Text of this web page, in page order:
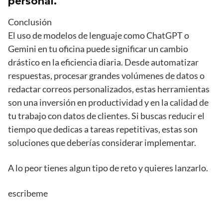
Conclusión
El uso de modelos de lenguaje como ChatGPT o
Gemini en tu oficina puede significar un cambio
drástico en la eficiencia diaria. Desde automatizar
respuestas, procesar grandes volúmenes de datos o
redactar correos personalizados, estas herramientas
son una inversión en productividad y en la calidad de
tu trabajo con datos de clientes. Si buscas reducir el
tiempo que dedicas a tareas repetitivas, estas son
soluciones que deberías considerar implementar.
A lo peor tienes algun tipo de reto y quieres lanzarlo.
escribeme